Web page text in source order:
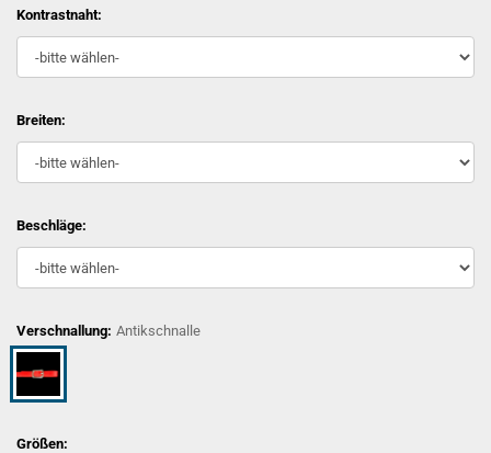
Kontrastnaht:
Breiten:
Beschläge:
Verschnallung: Antikschnalle
Größen: